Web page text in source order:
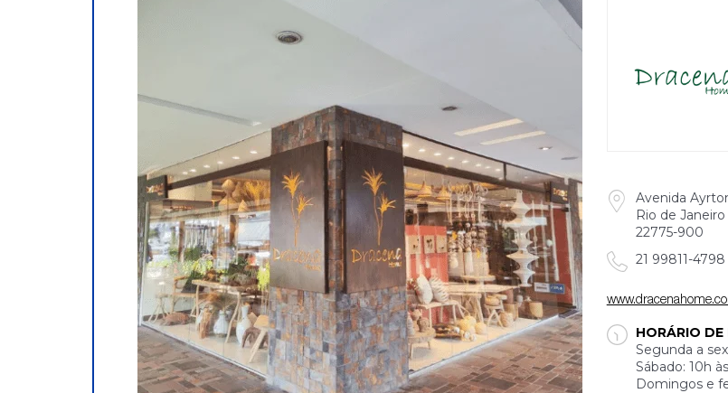
Avenida
Rio de Janeiro
22775-900
21 99811-4798
HORÁRIO
Segunda a
Sábado: 10h
Domingos e